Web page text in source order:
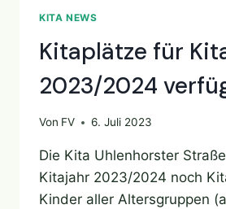
KITA NEWS
Kitaplätze für
2023/2024
Von FV 6. Juli 2023
Die Kita Uhlenhorster
Kitajahr 2023/2024 noch
Kinder aller Altersgruppen